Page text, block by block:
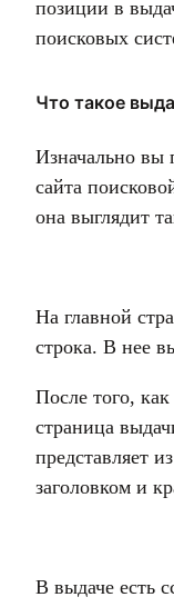
позиции в
поисковых
Что такое
Изначально вы
сайта
она выглядит
На главной
строка. В нее
После того,
страница
представляет
заголовком и
В выдаче есть